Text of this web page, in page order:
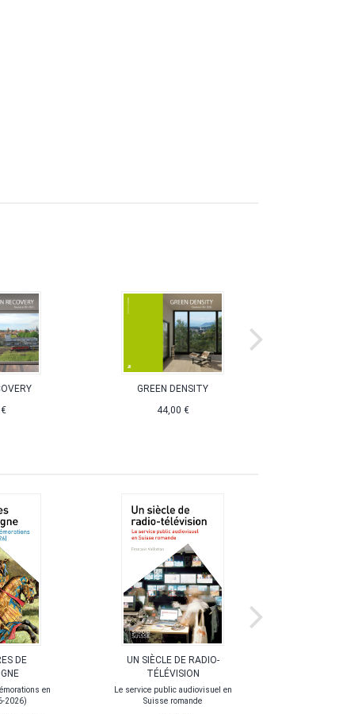
GREEN DENSITY
44,00 €
DE
en
2026)
UN SIÈCLE DE RADIO-
TÉLÉVISION
Le service public audiovisuel en
Suisse romande